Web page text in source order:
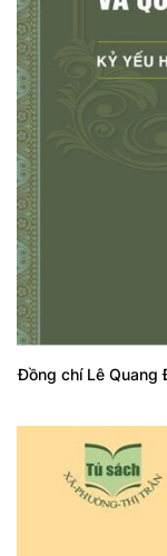
Đồng chí Lê Quang